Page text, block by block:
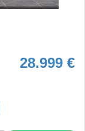
28.999 €